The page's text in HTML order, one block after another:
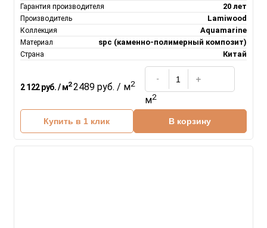
Гарантия производителя 20 лет
Производитель Lamiwood
Коллекция Aquamarine
Материал spc (каменно-полимерный композит)
Страна Китай
2 122 руб. / м22489 руб. / м2
м2
Купить в 1 клик В корзину